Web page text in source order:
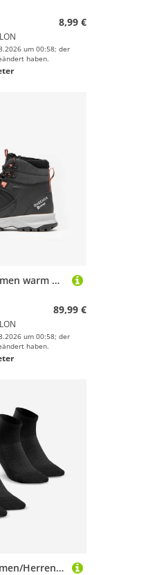
8,99 €
um 00:58; der
haben.
Wanderschuhe Damen warm wasserdicht - MH500 schwarz
89,99 €
um 00:58; der
haben.
Wandersocken Damen/Herren halbhoch Doppelpack - Hike 100 schwarz